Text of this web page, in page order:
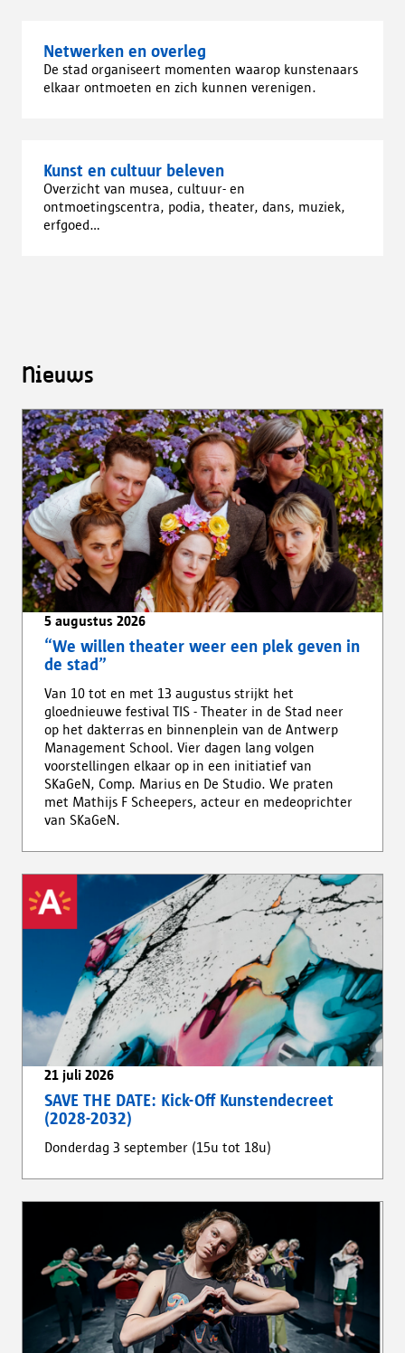
Netwerken en overleg
De stad organiseert momenten waarop kunstenaars
elkaar ontmoeten en zich kunnen verenigen.
Kunst en cultuur beleven
Overzicht van musea, cultuur- en
ontmoetingscentra, podia, theater, dans, muziek,
erfgoed...
Nieuws
5 augustus 2026
“We willen theater weer een plek geven in
de stad”
Van 10 tot en met 13 augustus strijkt het
gloednieuwe festival TIS - Theater in de Stad neer
op het dakterras en binnenplein van de Antwerp
Management School. Vier dagen lang volgen
voorstellingen elkaar op in een initiatief van
SKaGeN, Comp. Marius en De Studio. We praten
met Mathijs F Scheepers, acteur en medeoprichter
van SKaGeN.
21 juli 2026
SAVE THE DATE: Kick-Off Kunstendecreet
(2028-2032)
Donderdag 3 september (15u tot 18u)